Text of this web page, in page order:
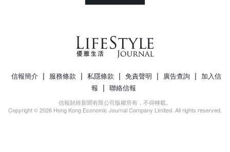
信報簡介 | 服務條款 | 私隱條款 | 免責聲明 | 廣告查詢 | 加入信
報 | 聯絡信報
信報財經新聞有限公司版權所有，不得轉載。
Copyright © 2026 Hong Kong Economic Journal Company Limited. All rights reserved.